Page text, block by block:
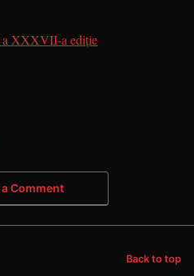
a XXXVII-a ediție
a Comment
Back to top